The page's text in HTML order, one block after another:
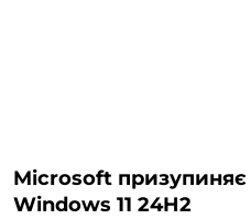
Microsoft призупиняє
Windows 11 24H2